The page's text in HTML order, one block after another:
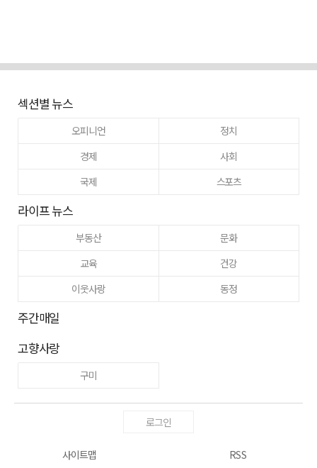
섹션별 뉴스
오피니언
정치
경제
사회
국제
스포츠
라이프 뉴스
부동산
문화
교육
건강
이웃사랑
동정
주간매일
고향사랑
구미
로그인
사이트맵 RSS